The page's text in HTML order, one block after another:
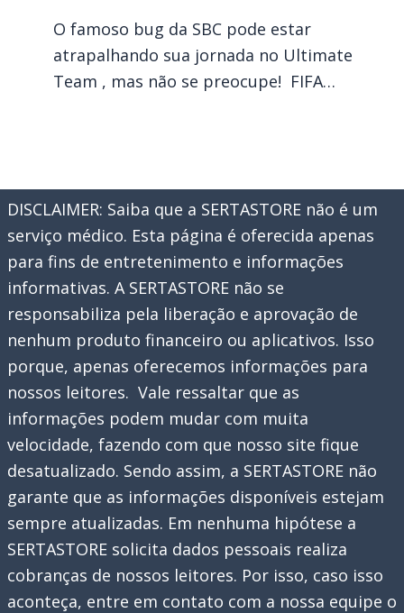
O famoso bug da SBC pode estar
atrapalhando sua jornada no Ultimate
Team , mas não se preocupe! FIFA…
DISCLAIMER: Saiba que a SERTASTORE não é um
serviço médico. Esta página é oferecida apenas
para fins de entretenimento e informações
informativas. A SERTASTORE não se
responsabiliza pela liberação e aprovação de
nenhum produto financeiro ou aplicativos. Isso
porque, apenas oferecemos informações para
nossos leitores. Vale ressaltar que as
informações podem mudar com muita
velocidade, fazendo com que nosso site fique
desatualizado. Sendo assim, a SERTASTORE não
garante que as informações disponíveis estejam
sempre atualizadas. Em nenhuma hipótese a
SERTASTORE solicita dados pessoais realiza
cobranças de nossos leitores. Por isso, caso isso
aconteça, entre em contato com a nossa equipe o